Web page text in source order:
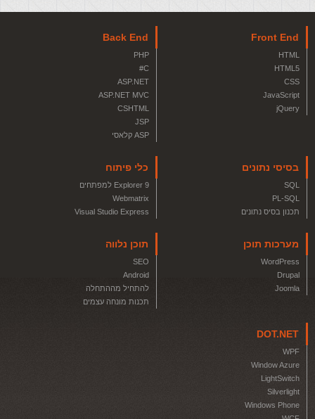
Front End
HTML
HTML5
CSS
JavaScript
jQuery
Back End
PHP
C#
ASP.NET
ASP.NET MVC
CSHTML
JSP
ASP קלאסי
בסיסי נתונים
SQL
PL-SQL
תכנון בסיס נתונים
כלי פיתוח
Explorer 9 למפתחים
Webmatrix
Visual Studio Express
מערכות תוכן
WordPress
Drupal
Joomla
תוכן נלווה
SEO
Android
להתחיל מההתחלה
תכנות מונחה עצמים
DOT.NET
WPF
Window Azure
LightSwitch
Silverlight
Windows Phone